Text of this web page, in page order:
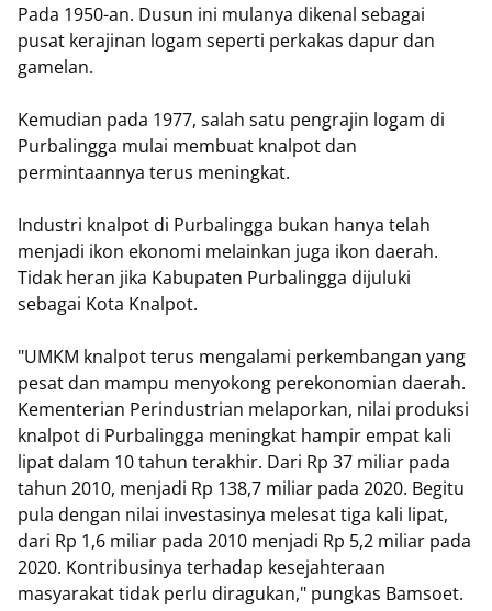
Pada 1950-an. Dusun ini mulanya dikenal sebagai
pusat kerajinan logam seperti perkakas dapur dan
gamelan.
Kemudian pada 1977, salah satu pengrajin logam di
Purbalingga mulai membuat knalpot dan
permintaannya terus meningkat.
Industri knalpot di Purbalingga bukan hanya telah
menjadi ikon ekonomi melainkan juga ikon daerah.
Tidak heran jika Kabupaten Purbalingga dijuluki
sebagai Kota Knalpot.
"UMKM knalpot terus mengalami perkembangan yang
pesat dan mampu menyokong perekonomian daerah.
Kementerian Perindustrian melaporkan, nilai produksi
knalpot di Purbalingga meningkat hampir empat kali
lipat dalam 10 tahun terakhir. Dari Rp 37 miliar pada
tahun 2010, menjadi Rp 138,7 miliar pada 2020. Begitu
pula dengan nilai investasinya melesat tiga kali lipat,
dari Rp 1,6 miliar pada 2010 menjadi Rp 5,2 miliar pada
2020. Kontribusinya terhadap kesejahteraan
masyarakat tidak perlu diragukan," pungkas Bamsoet.